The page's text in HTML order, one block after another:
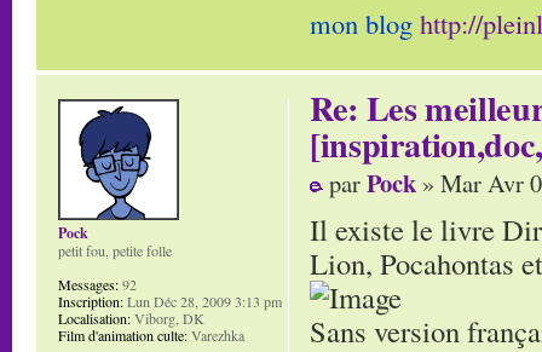
mon blog http://
Re: Les
parPock » Mar Avr
Il existe le livre
Lion, Pocahontas
Sans version
Pock
petit fou, petite folle
Messages:92
Inscription:Lun Déc 28, 2009 3:13 pm
Localisation:Viborg, DK
Film d'animation culte:Varezhka